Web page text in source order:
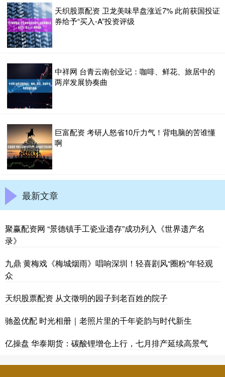
天织股票配资 卫龙美味早盘涨近7% 此前获国投证
券给予“买入-A”投资评级
中祥网 台青云南创业记：咖啡、鲜花、旅居中的
两岸发展协奏曲
巨富配资 考研人怒省10斤力气！背电脑的苦谁懂
啊
最新文章
聚赢配资网 “景德镇手工瓷业遗存”成功列入《世界遗产名
录》
九鼎 黄梅戏《梅城烟雨》唱响深圳！轻喜剧风“圈粉”年轻观
众
天织股票配资 从文徵明的园子到老百姓的院子
驰盈优配 时光相册｜老照片里的千年瓷韵与时代新生
亿操盘 华泰期货：碳酸锂增仓上行，七月排产延续高景气